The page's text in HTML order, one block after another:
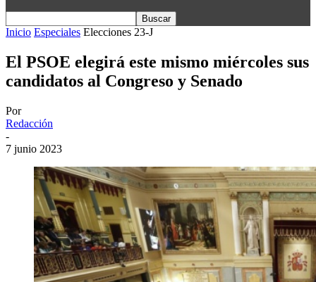
Inicio Especiales Elecciones 23-J
El PSOE elegirá este mismo miércoles sus
candidatos al Congreso y Senado
Por
Redacción
-
7 junio 2023